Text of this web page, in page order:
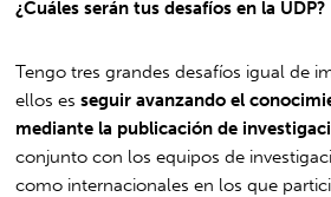
¿Cuáles serán tus desafíos en la UDP?
Tengo tres grandes desafíos igual de
ellos esseguir avanzando el
mediante la publicación de
conjunto con los equipos de
como internacionales en los que